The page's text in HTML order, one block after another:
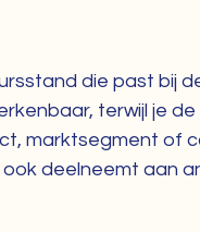
die past bij
terwijl je de
marktsegment of
deelneemt aan